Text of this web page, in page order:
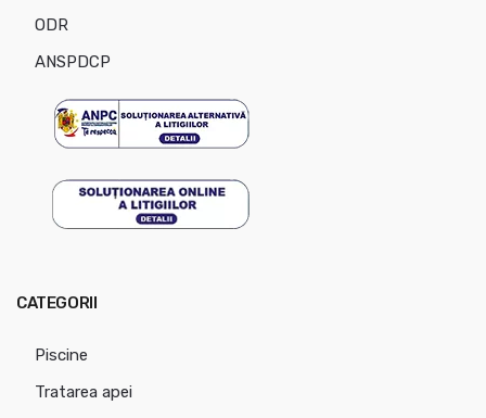
ODR
ANSPDCP
CATEGORII
Piscine
Tratarea apei